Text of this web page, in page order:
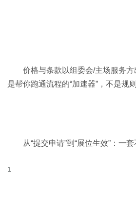
价格与条款以组委会/主场服务
是帮你跑通流程的“加速器”，不是规则
从“提交申请”到“展位生效”：一